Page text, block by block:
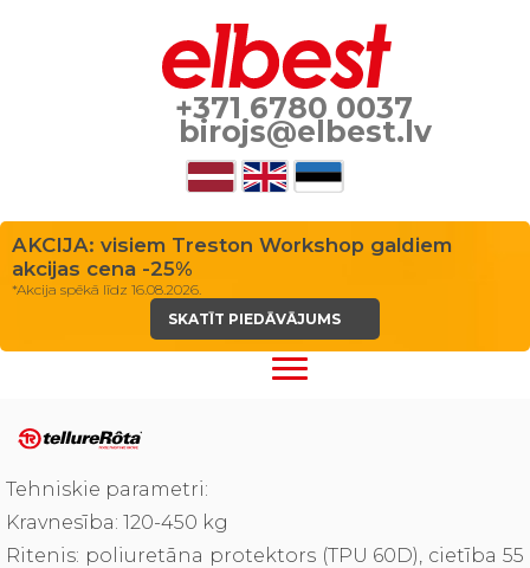
+371 6780 0037
birojs@elbest.lv
AKCIJA: visiem Treston Workshop galdiem
akcijas cena -25%
*Akcija spēkā līdz 16.08.2026.
SKATĪT PIEDĀVĀJUMS
Tehniskie parametri:
Kravnesība: 120-450 kg
Ritenis: poliuretāna protektors (TPU 60D), cietība 55